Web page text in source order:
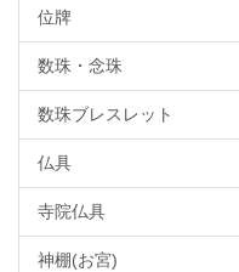
位牌
数珠・念珠
数珠ブレスレット
仏具
寺院仏具
神棚(お宮)